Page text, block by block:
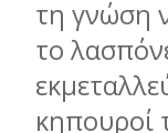
τη γνώση
το
κηπουροί